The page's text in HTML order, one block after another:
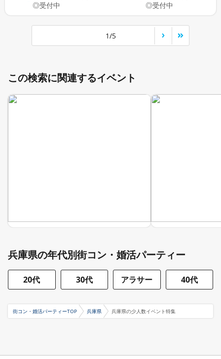
◎受付中
◎受付中
1/5
この検索に関連するイベント
兵庫県の年代別街コン・婚活パーティー
20代 30代 アラサー 40代
街コン・婚活パーティーTOP 兵庫県 兵庫県の少人数イベント特集